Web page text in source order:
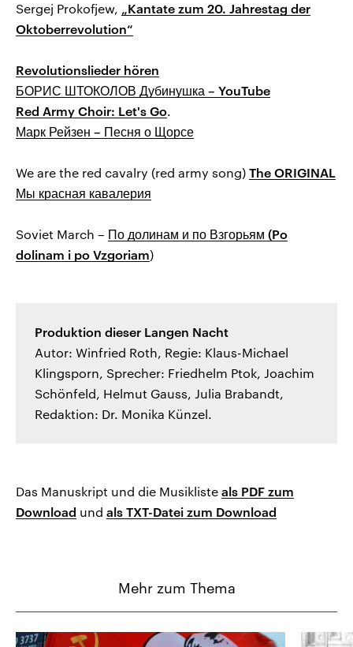
Sergej Prokofjew, „Kantate zum 20. Jahrestag der
Oktoberrevolution“
Revolutionslieder hören
БОРИС ШТОКОЛОВ Дубинушка – YouTube
Red Army Choir: Let's Go.
Марк Рейзен – Песня о Щорсе
We are the red cavalry (red army song) The ORIGINAL
Мы красная кавалерия
Soviet March – По долинам и по Взгорьям (Po
dolinam i po Vzgoriam)
Produktion dieser Langen Nacht
Autor: Winfried Roth, Regie: Klaus-Michael
Klingsporn, Sprecher: Friedhelm Ptok, Joachim
Schönfeld, Helmut Gauss, Julia Brabandt,
Redaktion: Dr. Monika Künzel.
Das Manuskript und die Musikliste als PDF zum
Download und als TXT-Datei zum Download
Mehr zum Thema